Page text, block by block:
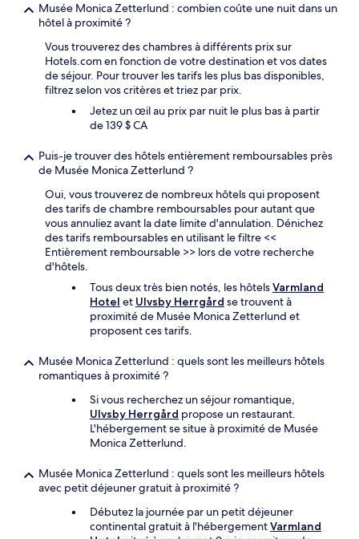
Musée Monica Zetterlund : combien coûte une nuit dans un
hôtel à proximité ?
Vous trouverez des chambres à différents prix sur
Hotels.com en fonction de votre destination et vos dates
de séjour. Pour trouver les tarifs les plus bas disponibles,
filtrez selon vos critères et triez par prix.
Jetez un œil au prix par nuit le plus bas à partir
de 139 $ CA
Puis-je trouver des hôtels entièrement remboursables près
de Musée Monica Zetterlund ?
Oui, vous trouverez de nombreux hôtels qui proposent
des tarifs de chambre remboursables pour autant que
vous annuliez avant la date limite d'annulation. Dénichez
des tarifs remboursables en utilisant le filtre <<
Entièrement remboursable >> lors de votre recherche
d'hôtels.
Tous deux très bien notés, les hôtelsVarmland
Hotel et Ulvsby Herrgård se trouvent à
proximité de Musée Monica Zetterlund et
proposent ces tarifs.
Musée Monica Zetterlund : quels sont les meilleurs hôtels
romantiques à proximité ?
Si vous recherchez un séjour romantique,
Ulvsby Herrgård propose un restaurant.
L'hébergement se situe à proximité de Musée
Monica Zetterlund.
Musée Monica Zetterlund : quels sont les meilleurs hôtels
avec petit déjeuner gratuit à proximité ?
Débutez la journée par un petit déjeuner
continental gratuit à l'hébergementVarmland